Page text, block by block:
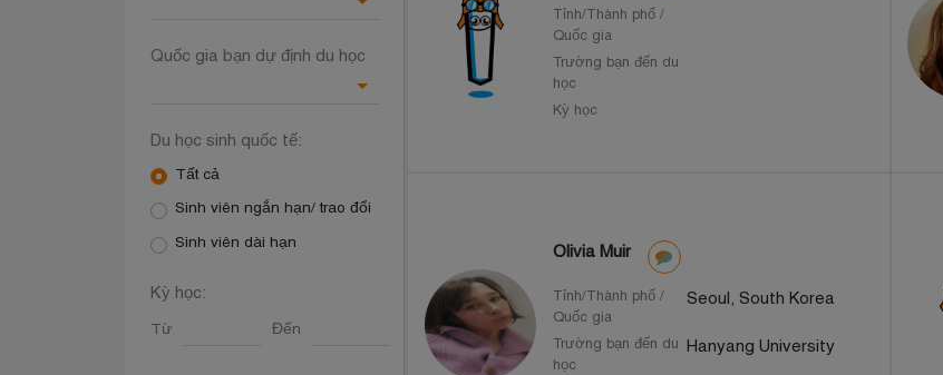
Quốc gia bạn dự định du học
Du học sinh quốc tế:
Tất cả
Sinh viên ngắn hạn/ trao đổi
Sinh viên dài hạn
Kỳ học:
Từ Đến
Tỉnh/Thành phố /
Quốc gia
Trường bạn đến du
học
Kỳ học
Olivia Muir
Tỉnh/Thành phố /
Quốc gia
Seoul, South Korea
Trường bạn đến du
học
Hanyang University